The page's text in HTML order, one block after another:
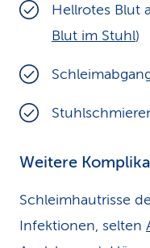
Hellrotes Blut
Blut im Stuhl)
Weitere
Schleimhautrisse
Infektionen, selten